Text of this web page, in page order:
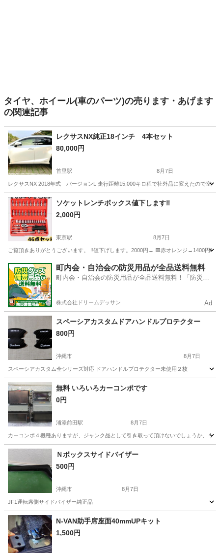
タイヤ、ホイール(車のパーツ)の売ります・あげます
の関連記事
レクサスNX純正18インチ 4本セット
80,000円
首里駅 8月7日
レクサスNX 2018年式 バージョンL 走行距離15,000キロ程で社外品に変えたので室
沖縄 島尻郡 首里駅 タイヤ、ホイール
ソケットレンチボックス値下します‼️
2,000円
東京駅 8月7日
ご覧頂きありがとうございます。 ‼️値下げします。2000円→ 🟥赤オレンジ→1400円
沖縄 宜野湾市 東京駅 メンテナンス用品 ビット
町内会・自治会の防災用品が全品送料無料
町内会・自治会の防災用品が全品送料無料！「防災備
株式会社ドリームデッサン Ad
スペーシアカスタムドアハンドルプロテクター
800円
沖縄市 8月7日
スペーシアカスタム全シリーズ対応 ドアハンドルプロテクター未使用２枚
沖縄 沖縄市 外装、車外用品
無料 いろいろカーコンポです
0円
浦添前田駅 8月7日
カーコンポ４機種ありますが、ジャンク品として引き取って頂けないでしょうか、う
沖縄 うるま市 浦添前田駅 カーオーディオ
Ｎボックスサイドバイザー
500円
沖縄市 8月7日
JF1運転席側サイドバイザー純正品
沖縄 沖縄市 外装、車外用品
N-VAN助手席座面40mmUPキット
1,500円